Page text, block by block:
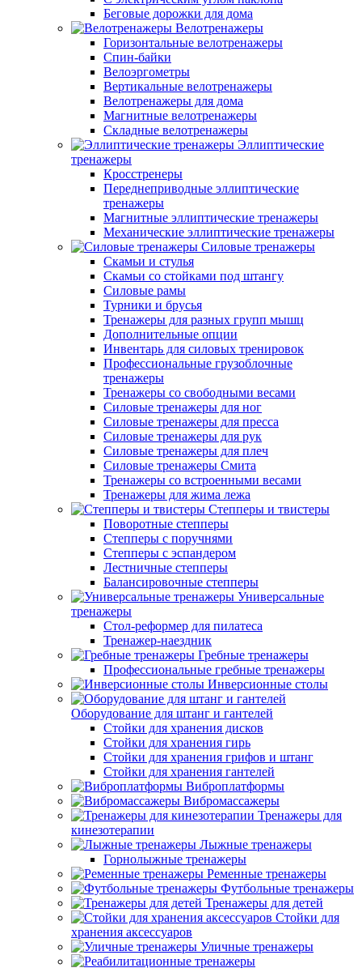
Беговые дорожки для дома
Велотренажеры
Горизонтальные велотренажеры
Спин-байки
Велоэргометры
Вертикальные велотренажеры
Велотренажеры для дома
Магнитные велотренажеры
Складные велотренажеры
Эллиптические
тренажеры
Кросстренеры
Переднеприводные эллиптические
тренажеры
Магнитные эллиптические тренажеры
Механические эллиптические тренажеры
Силовые тренажеры
Скамьи и стулья
Скамьи со стойками под штангу
Силовые рамы
Турники и брусья
Тренажеры для разных групп мышц
Дополнительные опции
Инвентарь для силовых тренировок
Профессиональные грузоблочные
тренажеры
Тренажеры со свободными весами
Силовые тренажеры для ног
Силовые тренажеры для пресса
Силовые тренажеры для рук
Силовые тренажеры для плеч
Силовые тренажеры Смита
Тренажеры со встроенными весами
Тренажеры для жима лежа
Степперы и твистеры
Поворотные степперы
Степперы с поручнями
Степперы с эспандером
Лестничные степперы
Балансировочные степперы
Универсальные
тренажеры
Стол-реформер для пилатеса
Тренажер-наездник
Гребные тренажеры
Профессиональные гребные тренажеры
Инверсионные столы
Оборудование для штанг и гантелей
Стойки для хранения дисков
Стойки для хранения гирь
Стойки для хранения грифов и штанг
Стойки для хранения гантелей
Виброплатформы
Вибромассажеры
Тренажеры для
кинезотерапии
Лыжные тренажеры
Горнолыжные тренажеры
Ременные тренажеры
Футбольные тренажеры
Тренажеры для детей
Стойки для
хранения аксессуаров
Уличные тренажеры